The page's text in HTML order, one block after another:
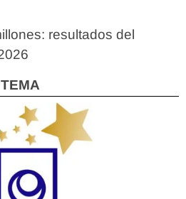
resultados del